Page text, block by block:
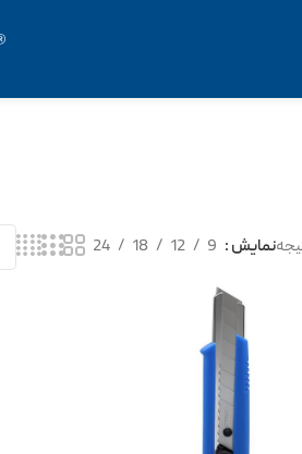
نمایش 9
12
18
24